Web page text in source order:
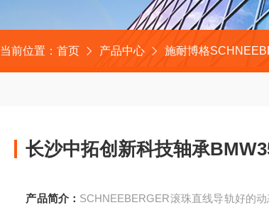
当前位置： 首页 产品中心 施耐博格
长沙中拓创新科技轴承
产品简介： SCHNEEBERGER滚珠直线导轨好的